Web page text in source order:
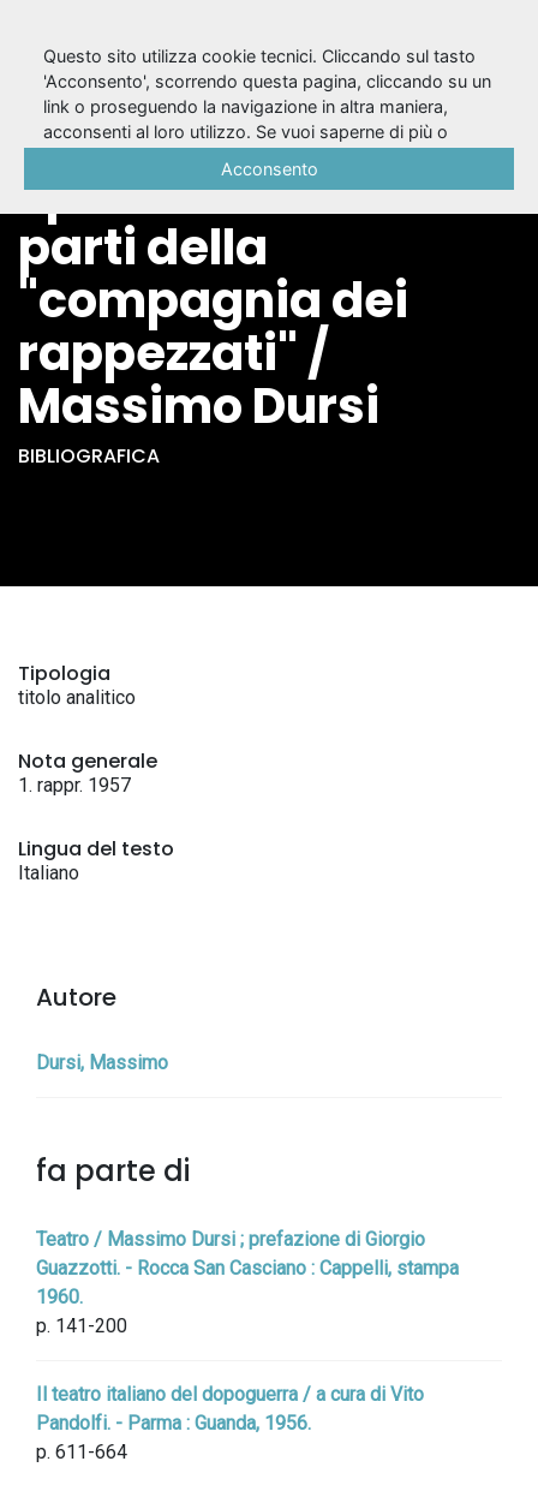
Bertoldo a corte :
spettacolo in due
parti della
"compagnia dei
rappezzati" /
Massimo Dursi
BIBLIOGRAFICA
Tipologia
titolo analitico
Nota generale
1. rappr. 1957
Lingua del testo
Italiano
Autore
Dursi, Massimo
fa parte di
Teatro / Massimo Dursi ; prefazione di Giorgio
Guazzotti. - Rocca San Casciano : Cappelli, stampa
1960.
p. 141-200
Il teatro italiano del dopoguerra / a cura di Vito
Pandolfi. - Parma : Guanda, 1956.
p. 611-664
Questo sito utilizza cookie tecnici. Cliccando sul tasto
'Acconsento', scorrendo questa pagina, cliccando su un
link o proseguendo la navigazione in altra maniera,
acconsenti al loro utilizzo. Se vuoi saperne di più o
Acconsento